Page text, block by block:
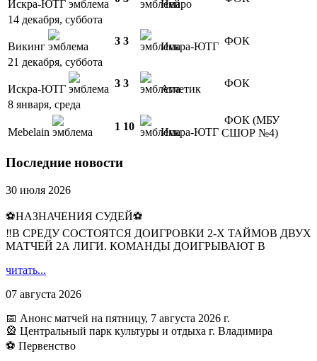
Искра-ЮТГ Нейро
14 декабря, суббота
Викинг 3 3 Искра-ЮТГ ФОК
21 декабря, суббота
Искра-ЮТГ 3 3 Атлетик
ФОК
8 января, среда
Mebelain 1 10 Искра-ЮТГ
ФОК (МБУ
СШОР №4)
Последние новости
30 июля 2026
⚽НАЗНАЧЕНИЯ СУДЕЙ⚽
‼В СРЕДУ СОСТОЯТСЯ ДОИГРОВКИ 2-Х ТАЙМОВ ДВУХ
МАТЧЕЙ 2А ЛИГИ. КОМАНДЫ ДОИГРЫВАЮТ В
читать...
07 августа 2026
📅 Анонс матчей на пятницу, 7 августа 2026 г.
🎡 Центральный парк культуры и отдыха г. Владимира
⚽ Первенство